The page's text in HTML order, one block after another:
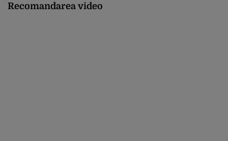
Recomandarea video